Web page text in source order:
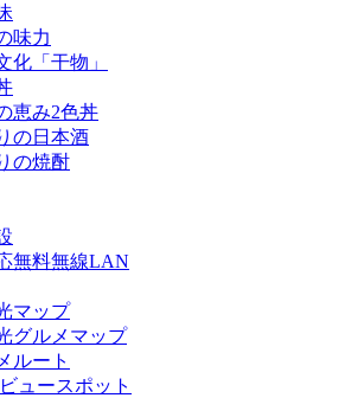
味力
化「干物」
恵み2色丼
の日本酒
の焼酎
無料無線LAN
マップ
グルメマップ
ルート
ュースポット